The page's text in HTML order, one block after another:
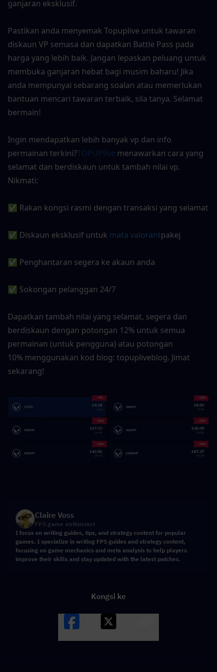
ganjaran eksklusif.
Pastikan anda menyemak Topuplive untuk tawaran
diskaun VP semasa dan dapatkan Battle Pass pada
harga yang lebih baik. Jangan lepaskan peluang untuk
membuka ganjaran hebat bagi musim baharu! Jika
anda mempunyai sebarang soalan atau memerlukan
bantuan mencari tawaran terbaik, sila tanya. Selamat
bermain!
Ingin mendapatkan lebih banyak vp dan info
permainan terkini?TOPUPlive menawarkan cara yang
selamat dan berdiskaun untuk tambah nilai vp.
Nikmati:
✅ Rakan kongsi rasmi dengan transaksi yang selamat
✅ Diskaun eksklusif untuk mata valorantpakej
✅ Penghantaran segera ke akaun anda
✅ Sokongan pelanggan 24/7
Dapatkan tambah nilai yang selamat, segera dan
berdiskaun dengan potongan 12% untuk semua
permainan (untuk pengguna) atau potongan
10% menggunakan kod blog: topupliveblog. Jimat
sekarang!
Claire Voss
FPS game enthusiast
I focus on writing guides, tips, and strategy content for popular
games. I specialize in writing FPS guides and strategy content,
focusing on game mechanics and meta analysis to help players
improve their skills and stay updated with the latest patches.
Kongsi ke